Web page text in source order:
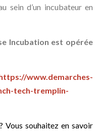
sein d’un incubateur en
Incubation est opérée
www.demarches-
tech-tremplin-
Vous souhaitez en savoir